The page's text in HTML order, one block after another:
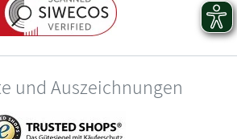
und Auszeichnungen